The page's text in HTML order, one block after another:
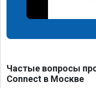
Частые вопросы
Connect в Москве